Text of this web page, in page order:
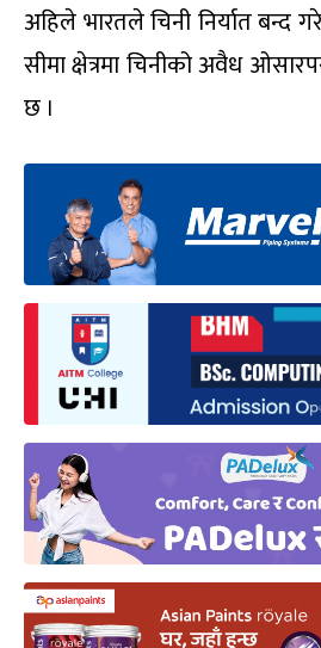
अहिले भारतले चिनी निर्यात
सीमा क्षेत्रमा चिनीको अवैध
छ ।